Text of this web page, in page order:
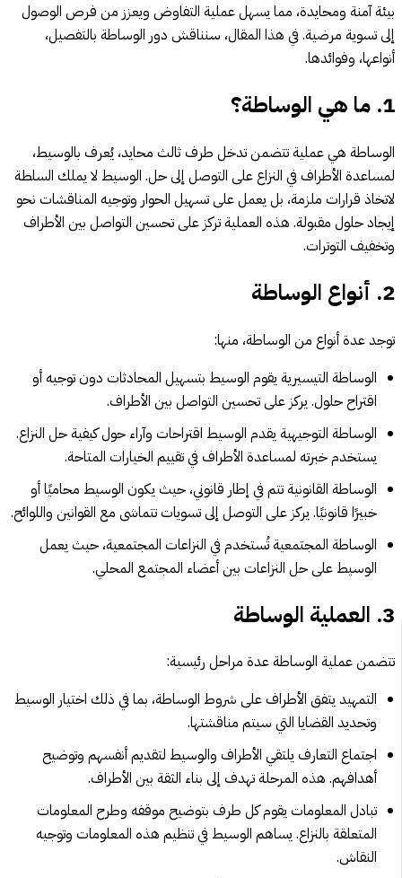
بيئة آمنة ومحايدة، مما يسهل عملية التفاوض ويعزز من فرص الوصول
إلى تسوية مرضية. في هذا المقال، سنناقش دور الوساطة بالتفصيل،
أنواعها، وفوائدها.
1. ما هي الوساطة؟
الوساطة هي عملية تتضمن تدخل طرف ثالث محايد، يُعرف بالوسيط،
لمساعدة الأطراف في النزاع على التوصل إلى حل. الوسيط لا يملك السلطة
لاتخاذ قرارات ملزمة، بل يعمل على تسهيل الحوار وتوجيه المناقشات نحو
إيجاد حلول مقبولة. هذه العملية تركز على تحسين التواصل بين الأطراف
وتخفيف التوترات.
2. أنواع الوساطة
توجد عدة أنواع من الوساطة، منها:
الوساطة التيسيرية يقوم الوسيط بتسهيل المحادثات دون توجيه أو
اقتراح حلول. يركز على تحسين التواصل بين الأطراف.
الوساطة التوجيهية يقدم الوسيط اقتراحات وآراء حول كيفية حل النزاع.
يستخدم خبرته لمساعدة الأطراف في تقييم الخيارات المتاحة.
الوساطة القانونية تتم في إطار قانوني، حيث يكون الوسيط محاميًا أو
خبيرًا قانونيًا. يركز على التوصل إلى تسويات تتماشى مع القوانين واللوائح.
الوساطة المجتمعية تُستخدم في النزاعات المجتمعية، حيث يعمل
الوسيط على حل النزاعات بين أعضاء المجتمع المحلي.
3. العملية الوساطة
تتضمن عملية الوساطة عدة مراحل رئيسية:
التمهيد يتفق الأطراف على شروط الوساطة، بما في ذلك اختيار الوسيط
وتحديد القضايا التي سيتم مناقشتها.
اجتماع التعارف يلتقي الأطراف والوسيط لتقديم أنفسهم وتوضيح
أهدافهم. هذه المرحلة تهدف إلى بناء الثقة بين الأطراف.
تبادل المعلومات يقوم كل طرف بتوضيح موقفه وطرح المعلومات
المتعلقة بالنزاع. يساهم الوسيط في تنظيم هذه المعلومات وتوجيه
النقاش.